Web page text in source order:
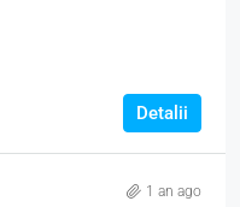
Detalii
1 an ago